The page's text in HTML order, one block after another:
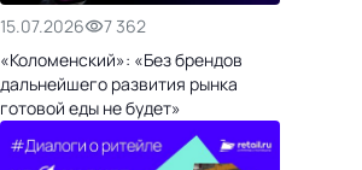
15.07.2026
7 362
«Коломенский»: «Без брендов
дальнейшего развития рынка
готовой еды не будет»